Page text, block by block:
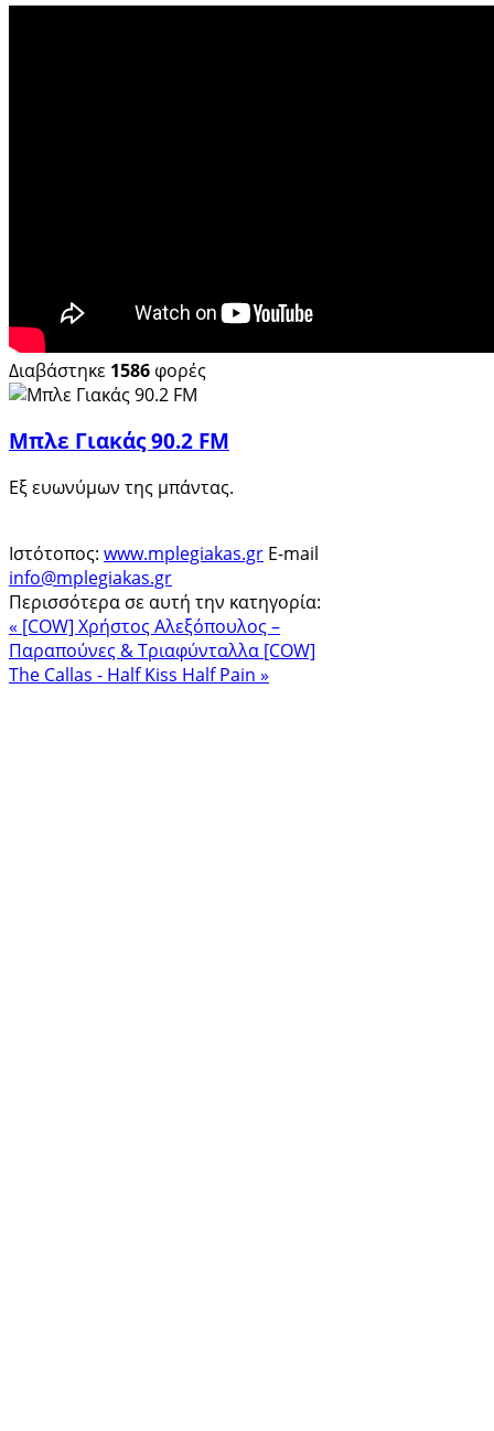
Διαβάστηκε 1586 φορές
Μπλε Γιακάς 90.2 FM
Εξ ευωνύμων της μπάντας.
Ιστότοπος: www.mplegiakas.gr E-mail
info@mplegiakas.gr
Περισσότερα σε αυτή την κατηγορία:
« [COW] Χρήστος Αλεξόπουλος –
Παραπούνες & Τριαφύνταλλα [COW]
The Callas - Half Kiss Half Pain »